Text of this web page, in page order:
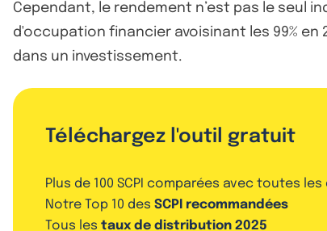
Cependant, le rendement n’est pas le seul
d'occupation financier avoisinant les 99%
dans un investissement.
Téléchargez l'outil gratuit
Plus de 100 SCPI comparées avec toutes
Notre Top 10 des SCPI recommandées
Tous les taux de distribution 2025